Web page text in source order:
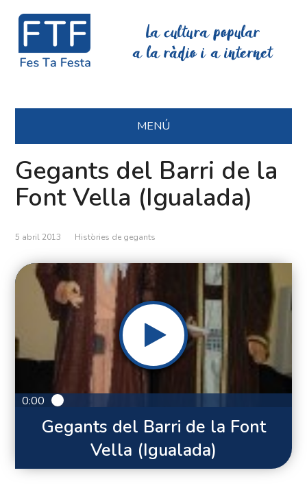
La cultura popular
a la ràdio i a internet
MENÚ
Gegants del Barri de la
Font Vella (Igualada)
5 abril 2013 Històries de gegants
0:00
Gegants del Barri de la Font
Vella (Igualada)